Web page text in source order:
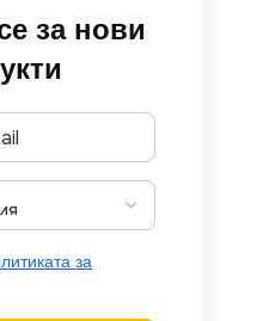
за нови
за